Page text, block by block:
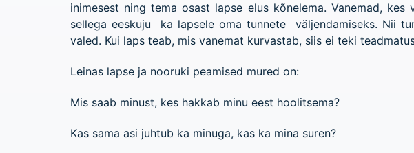
inimesest ning tema osast lapse elus kõnelema. Vanemad,
sellega eeskuju ka lapsele oma tunnete väljendamiseks. Nii
valed. Kui laps teab, mis vanemat kurvastab, siis ei teki
Leinas lapse ja nooruki peamised mured on:
Mis saab minust, kes hakkab minu eest hoolitsema?
Kas sama asi juhtub ka minuga, kas ka mina suren?